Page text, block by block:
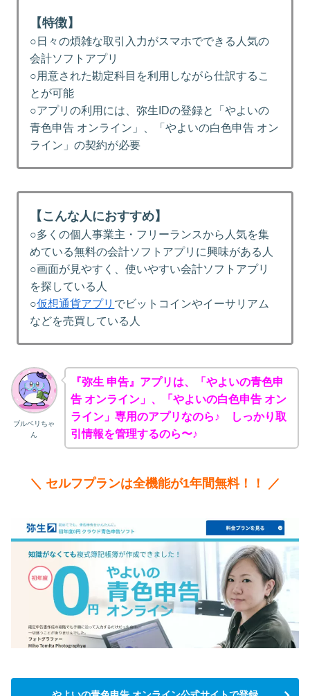
【特徴】
○日々の煩雑な取引入力がスマホでできる人気の
会計ソフトアプリ
○用意された勘定科目を利用しながら仕訳するこ
とが可能
○アプリの利用には、弥生IDの登録と「やよいの
青色申告 オンライン」、「やよいの白色申告 オン
ライン」の契約が必要
【こんな人におすすめ】
○多くの個人事業主・フリーランスから人気を集
めている無料の会計ソフトアプリに興味がある人
○画面が見やすく、使いやすい会計ソフトアプリ
を探している人
○仮想通貨アプリ でビットコインやイーサリアム
などを売買している人
ブルベリちゃ
ん
『弥生 申告』アプリは、「やよいの青色申
告 オンライン」、「やよいの白色申告 オン
ライン」専用のアプリなのら♪ しっかり取
引情報を管理するのら〜♪
＼ セルフプランは全機能が1年間無料！！ ／